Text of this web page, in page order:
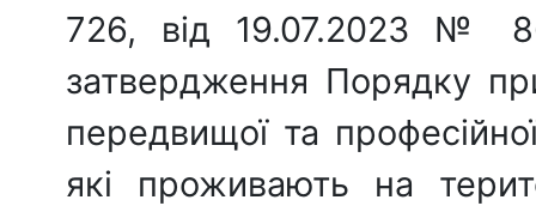
726, від 19.07.2023 №
затвердження Порядку
передвищої та
які проживають на